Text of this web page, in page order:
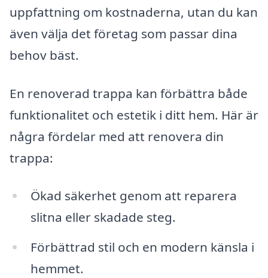
uppfattning om kostnaderna, utan du kan
även välja det företag som passar dina
behov bäst.
En renoverad trappa kan förbättra både
funktionalitet och estetik i ditt hem. Här är
några fördelar med att renovera din
trappa:
Ökad säkerhet genom att reparera
slitna eller skadade steg.
Förbättrad stil och en modern känsla i
hemmet.